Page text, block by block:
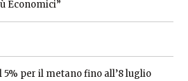
Economici”
5% per il metano fino all’8 luglio